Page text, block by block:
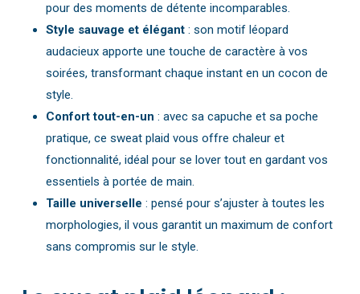
pour des moments de détente incomparables.
Style sauvage et élégant: son motif léopard
audacieux apporte une touche de caractère à vos
soirées, transformant chaque instant en un cocon de
style.
Confort tout-en-un : avec sa capuche et sa poche
pratique, ce sweat plaid vous offre chaleur et
fonctionnalité, idéal pour se lover tout en gardant vos
essentiels à portée de main.
Taille universelle : pensé pour s’ajuster à toutes les
morphologies, il vous garantit un maximum de confort
sans compromis sur le style.